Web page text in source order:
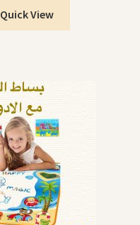
Quick View